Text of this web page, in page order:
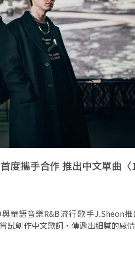
度攜手合作 推出中文單曲〈
華語音樂R&B流行歌手J.Sheon
試創作中文歌詞，傳遞出細膩的感